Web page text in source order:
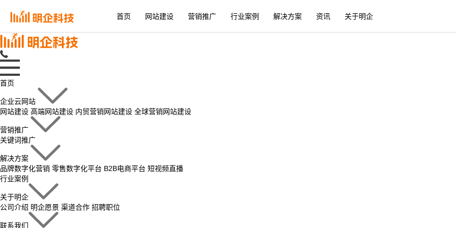
首页 网站建设 营销推广 行业案例 解决方案 资讯 关于明企
首页
企业云网站
网站建设 高端网站建设 内贸营销网站建设 全球营销网站建设
营销推广
关键词推广
解决方案
品牌数字化营销 零售数字化平台 B2B电商平台 短视频直播
行业案例
关于明企
公司介绍 明企愿景 渠道合作 招聘职位
联系我们